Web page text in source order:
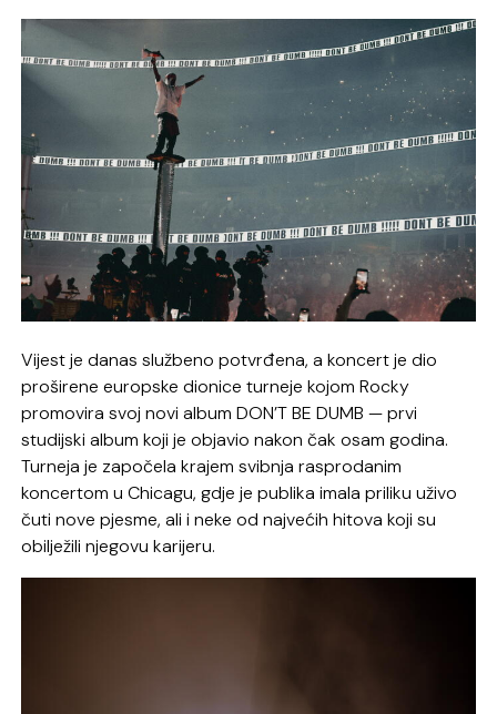
Vijest je danas službeno potvrđena, a koncert je dio
proširene europske dionice turneje kojom Rocky
promovira svoj novi album DON’T BE DUMB — prvi
studijski album koji je objavio nakon čak osam godina.
Turneja je započela krajem svibnja rasprodanim
koncertom u Chicagu, gdje je publika imala priliku uživo
čuti nove pjesme, ali i neke od najvećih hitova koji su
obilježili njegovu karijeru.